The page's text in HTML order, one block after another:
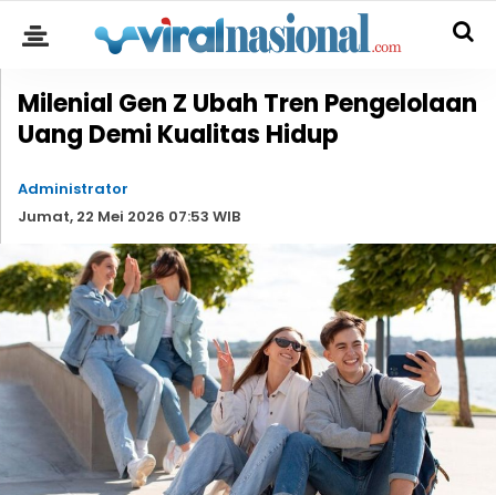
Milenial Gen Z Ubah Tren Pengelolaan
Uang Demi Kualitas Hidup
Administrator
Jumat, 22 Mei 2026 07:53 WIB